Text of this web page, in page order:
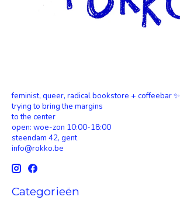
feminist, queer, radical bookstore + coffeebar ✨
trying to bring the margins
to the center
open: woe-zon 10:00-18:00
steendam 42, gent
info@rokko.be
Categorieën